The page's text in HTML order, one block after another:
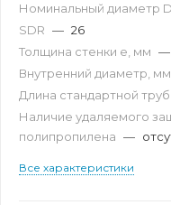
Номинальный диаметр
SDR — 26
Толщина стенки e, мм —
Внутренний диаметр, мм
Длина стандартной
Наличие удаляемого
полипропилена —
Все характеристики